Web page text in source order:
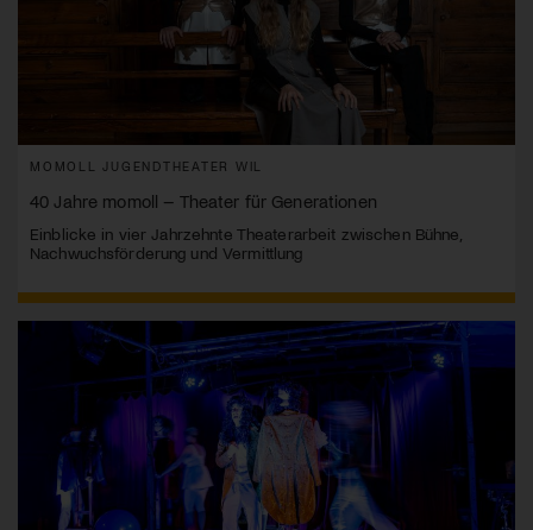
MOMOLL JUGENDTHEATER WIL
40 Jahre momoll – Theater für Generationen
Einblicke in vier Jahrzehnte Theaterarbeit zwischen Bühne,
Nachwuchsförderung und Vermittlung